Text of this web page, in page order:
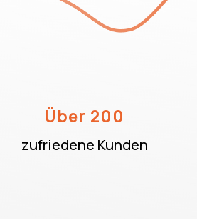
Über 200
zufriedene Kunden